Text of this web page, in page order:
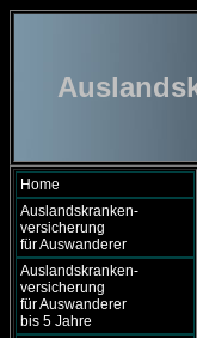
Home
Auslandskranken-
versicherung
für Auswanderer
Auslandskranken-
versicherung
für Auswanderer
bis 5 Jahre